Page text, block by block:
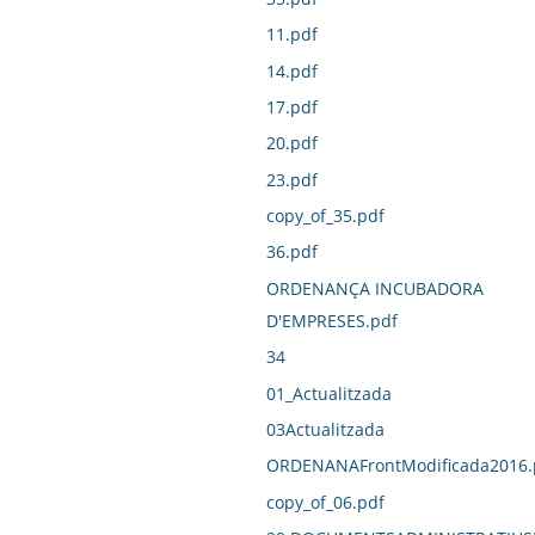
11.pdf
14.pdf
17.pdf
20.pdf
23.pdf
copy_of_35.pdf
36.pdf
ORDENANÇA INCUBADORA
D'EMPRESES.pdf
34
01_Actualitzada
03Actualitzada
copy_of_06.pdf